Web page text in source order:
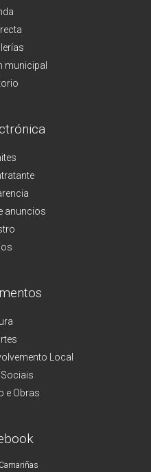
municipal
anuncios
Local
e Obras